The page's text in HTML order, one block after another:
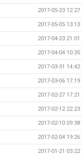
2017-05-23 12:27
2017-05-05 13:13
2017-04-23 21:01
2017-04-04 10:35
2017-03-31 14:42
2017-03-06 17:19
2017-02-27 17:21
2017-02-12 22:23
2017-02-10 09:38
2017-02-04 19:26
2017-01-21 03:22